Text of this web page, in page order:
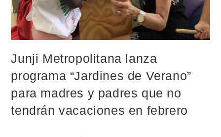
Junji Metropolitana lanza
programa “Jardines de Verano”
para madres y padres que no
tendrán vacaciones en febrero